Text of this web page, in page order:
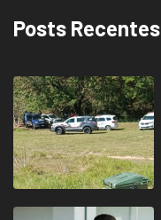
Posts Recentes